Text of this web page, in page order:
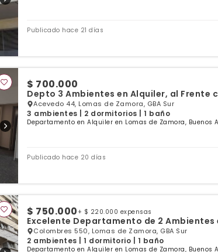
Publicado hace 21 días
$ 700.000
Depto 3 Ambientes en Alquiler, al Frente
Acevedo 44, Lomas de Zamora, GBA Sur
3 ambientes | 2 dormitorios | 1 baño
Departamento en Alquiler en Lomas de Zamora, Buenos
Publicado hace 20 días
$ 750.000 + $ 220.000 expensas
Excelente Departamento de 2
Colombres 550, Lomas de Zamora, GBA Sur
2 ambientes | 1 dormitorio | 1 baño
Departamento en Alquiler en Lomas de Zamora, Buenos